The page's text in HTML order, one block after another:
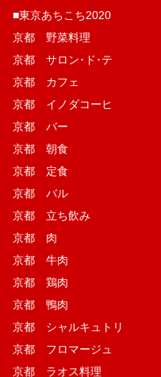
■東京あちこち2020
京都 野菜料理
京都 サロン･ド･テ
京都 カフェ
京都 イノダコーヒ
京都 バー
京都 朝食
京都 定食
京都 バル
京都 立ち飲み
京都 肉
京都 牛肉
京都 鶏肉
京都 鴨肉
京都 シャルキュトリ
京都 フロマージュ
京都 ラオス料理